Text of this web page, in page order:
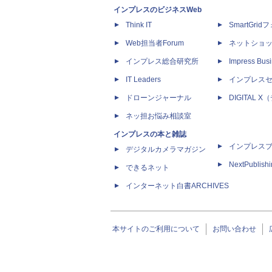
インプレスのビジネスWeb
Think IT
Web担当者Forum
インプレス総合研究所
IT Leaders
ドローンジャーナル
ネッ担お悩み相談室
インプレスの本と雑誌
デジタルカメラマガジン
できるネット
インターネット白書ARCHIVES
SmartGridフ
ネットショ
Impress
インプレス
DIGITAL X
インプレス
本サイトのご利用について お問い合わせ